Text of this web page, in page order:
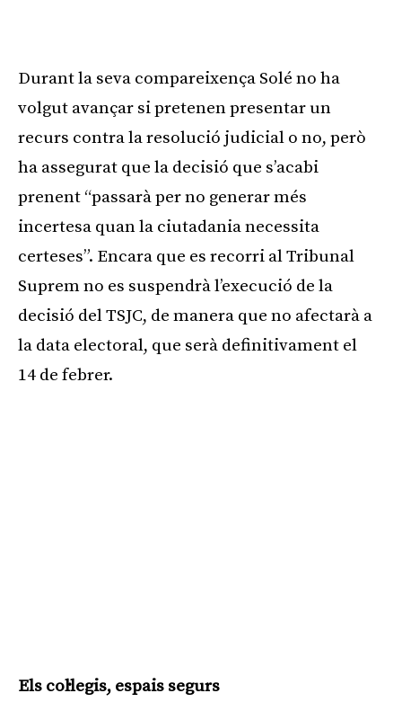
Durant la seva compareixença Solé no ha
volgut avançar si pretenen presentar un
recurs contra la resolució judicial o no, però
ha assegurat que la decisió que s’acabi
prenent “passarà per no generar més
incertesa quan la ciutadania necessita
certeses”. Encara que es recorri al Tribunal
Suprem no es suspendrà l’execució de la
decisió del TSJC, de manera que no afectarà a
la data electoral, que serà definitivament el
14 de febrer.
Els col·legis, espais segurs